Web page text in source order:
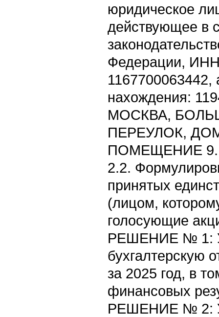
юридическое
действующее в
Федерации,
1167700063442,
нахождения:
МОСКВА,
ПЕРЕУЛОК,
ПОМЕЩЕНИЕ 9.
2.2.
принятых
(лицом,
голосующие
РЕШЕНИЕ № 1:
бухгалтерскую
за 2025 год, в
финансовых
РЕШЕНИЕ № 2: